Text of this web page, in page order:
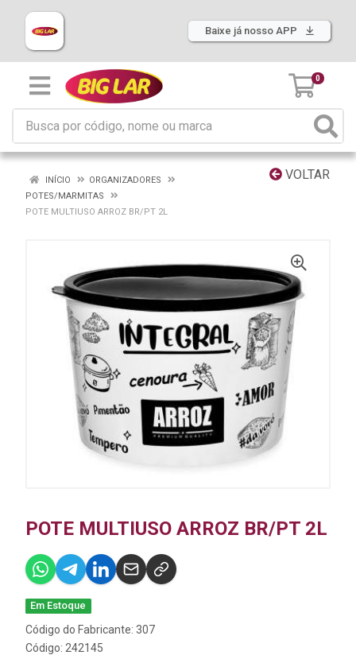
Baixe já nosso APP
0
VOLTAR
INÍCIO
ORGANIZADORES
POTES/MARMITAS
POTE MULTIUSO ARROZ BR/PT 2L
POTE MULTIUSO ARROZ BR/PT 2L
Em Estoque
Código do Fabricante: 307
Código: 242145